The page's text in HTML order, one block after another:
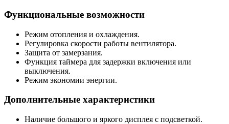
Функциональные возможности
Режим отопления и охлаждения.
Регулировка скорости работы вентилятора.
Защита от замерзания.
Функция таймера для задержки включения или
выключения.
Режим экономии энергии.
Дополнительные характеристики
Наличие большого и яркого дисплея с подсветкой.